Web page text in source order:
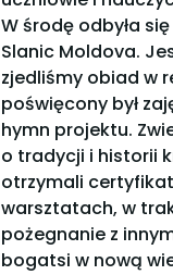
W środę odbyła
Slanic Moldova.
zjedliśmy obiad w
poświęcony był
hymn projektu.
o tradycji i historii
otrzymali
warsztatach, w
pożegnanie z
bogatsi w nową